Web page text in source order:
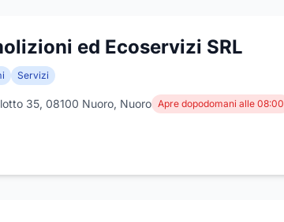
ed Ecoservizi SRL
Servizi
35, 08100 Nuoro, Nuoro Apre dopodomani alle 08:00